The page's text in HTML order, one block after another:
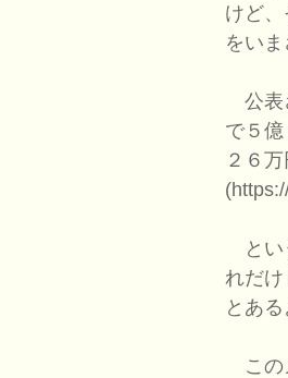
けど
をいま
公表
で５
２６
とい
れだ
とあ
この